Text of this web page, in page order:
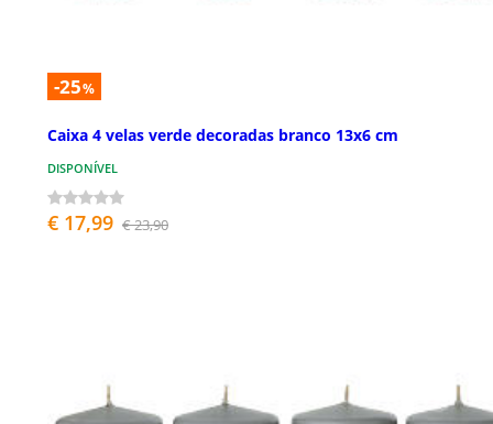
-25%
Caixa 4 velas verde decoradas branco 13x6 cm
DISPONÍVEL
€ 17,99 € 23,90